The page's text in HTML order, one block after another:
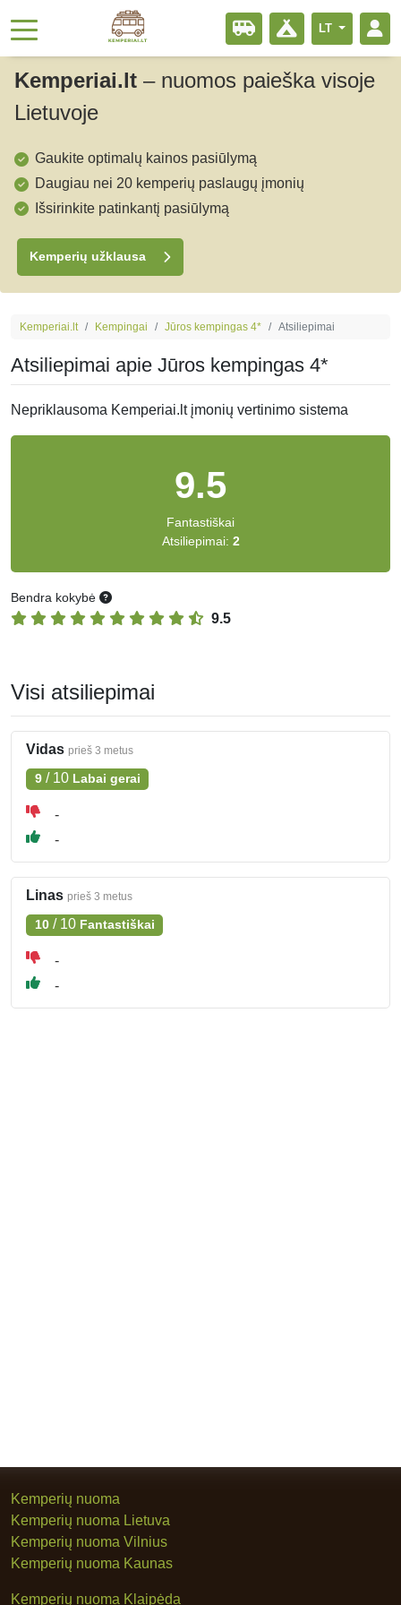
LT
Kemperiai.lt – nuomos paieška visoje
Lietuvoje
Gaukite optimalų kainos pasiūlymą
Daugiau nei 20 kemperių paslaugų įmonių
Išsirinkite patinkantį pasiūlymą
Kemperių užklausa
Kemperiai.lt Kempingai Jūros kempingas 4* Atsiliepimai
Atsiliepimai apie Jūros kempingas 4*
Nepriklausoma Kemperiai.lt įmonių vertinimo sistema
9.5
Fantastiškai
Atsiliepimai: 2
Bendra kokybė
9.5
Visi atsiliepimai
Vidas prieš 3 metus
9/ 10 Labai gerai
-
-
Linas prieš 3 metus
10/ 10 Fantastiškai
-
-
Kemperių nuoma
Kemperių nuoma Lietuva
Kemperių nuoma Vilnius
Kemperių nuoma Kaunas
Kemperių nuoma Klaipėda